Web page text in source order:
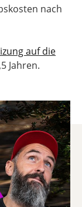
nach
auf die
Jahren.